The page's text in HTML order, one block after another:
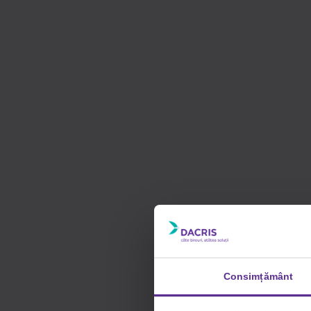
Consimțământ